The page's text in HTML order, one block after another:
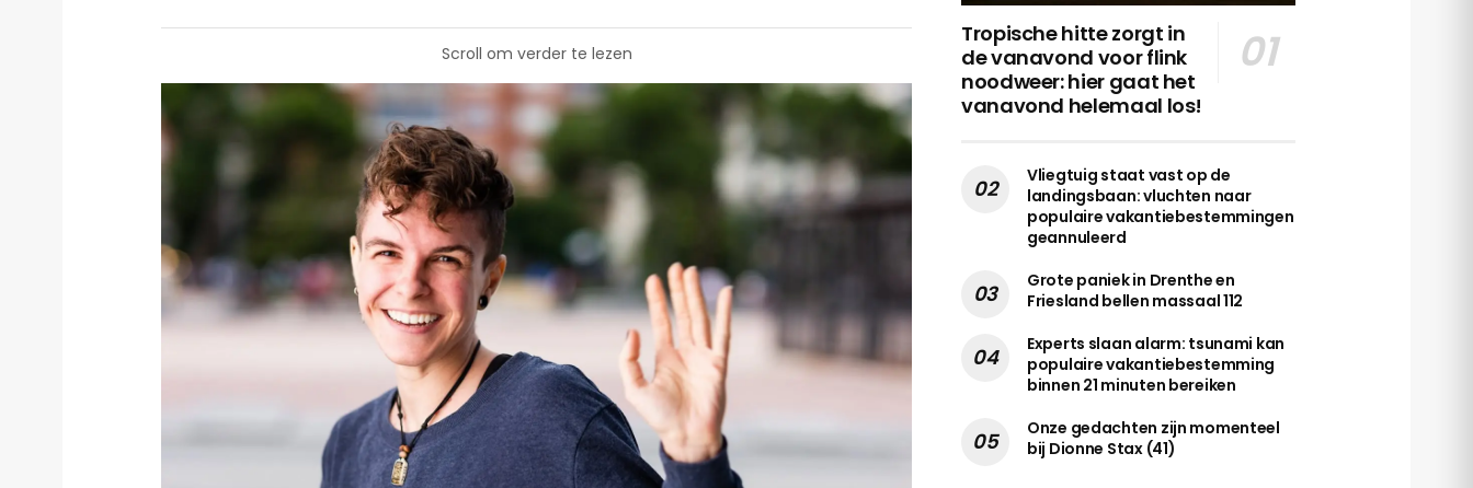
Scroll om verder te lezen
Tropische hitte zorgt in
de vanavond voor flink
noodweer: hier gaat het
vanavond helemaal los!
Vliegtuig staat vast op de
landingsbaan: vluchten naar
populaire vakantiebestemmingen
geannuleerd
Grote paniek in Drenthe en
Friesland bellen massaal 112
Experts slaan alarm: tsunami kan
populaire vakantiebestemming
binnen 21 minuten bereiken
Onze gedachten zijn momenteel
bij Dionne Stax (41)